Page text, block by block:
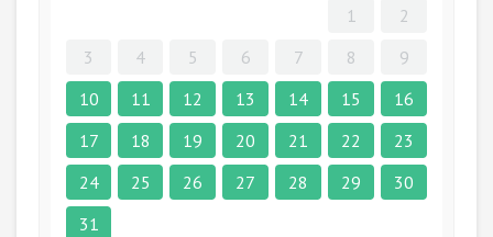
1
2
3
4 5 6 7 8
9
10
11 12 13 14 15
16
17
18 19 20 21 22
23
24
25 26 27 28 29
30
31